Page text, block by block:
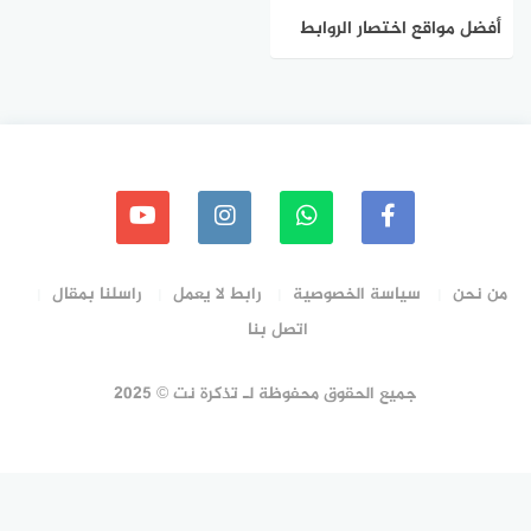
أفضل مواقع اختصار الروابط
من نحن سياسة الخصوصية رابط لا يعمل
راسلنا بمقال
اتصل بنا
جميع الحقوق محفوظة لـ تذكرة نت © 2025